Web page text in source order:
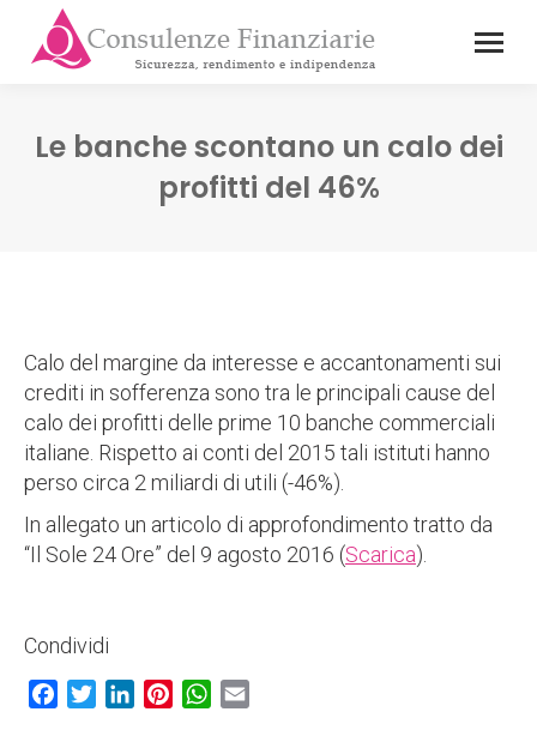
Le banche scontano un calo dei
profitti del 46%
Calo del margine da interesse e accantonamenti sui
crediti in sofferenza sono tra le principali cause del
calo dei profitti delle prime 10 banche commerciali
italiane. Rispetto ai conti del 2015 tali istituti hanno
perso circa 2 miliardi di utili (-46%).
In allegato un articolo di approfondimento tratto da
“Il Sole 24 Ore” del 9 agosto 2016 (Scarica).
Condividi
Facebook
TwitterLinkedInPinterestWhatsApp